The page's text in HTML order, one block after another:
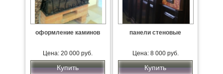
оформление каминов
Цена: 20 000 руб.
Купить
панели стеновые
Цена: 8 000 руб.
Купить